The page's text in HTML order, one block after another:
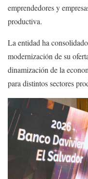
emprendedores y
productiva.
La entidad ha
modernización de su
dinamización de la
para distintos sectores